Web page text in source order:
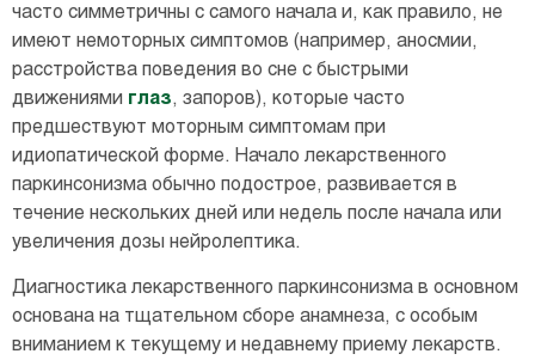
часто симметричны с самого начала и, как правило, не
имеют немоторных симптомов (например, аносмии,
расстройства поведения во сне с быстрыми
движениями глаз, запоров), которые часто
предшествуют моторным симптомам при
идиопатической форме. Начало лекарственного
паркинсонизма обычно подострое, развивается в
течение нескольких дней или недель после начала или
увеличения дозы нейролептика.
Диагностика лекарственного паркинсонизма в основном
основана на тщательном сборе анамнеза, с особым
вниманием к текущему и недавнему приему лекарств.